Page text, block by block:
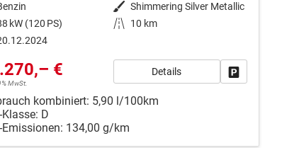
Außenfarbe Shimmering Silver Metallic
kW (120 PS) Kilometerstand
10 km
€
MwSt.
Details
kombiniert: 5,90 l/100km
-Klasse: D
-Emissionen: 134,00 g/km